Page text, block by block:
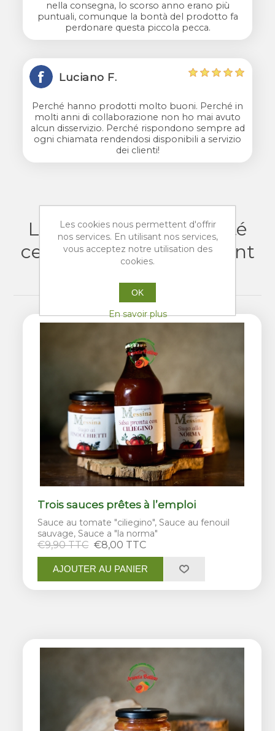
nella consegna, lo scorso anno erano più
puntuali, comunque la bontà del prodotto fa
perdonare questa piccola pecca.
Luciano F.
Perché hanno prodotti molto buoni. Perché in
molti anni di collaborazione non ho mai avuto
alcun disservizio. Perché rispondono sempre ad
ogni chiamata rendendosi disponibili a servizio
dei clienti!
Les clients ayant acheté
cet article ont également
Trois sauces prêtes à l’emploi
Sauce au tomate "ciliegino", Sauce au fenouil
sauvage, Sauce a "la norma"
€9,90 TTC €8,00 TTC
AJOUTER AU PANIER
Les cookies nous permettent d'offrir
nos services. En utilisant nos services,
vous acceptez notre utilisation des
cookies.
OK
En savoir plus